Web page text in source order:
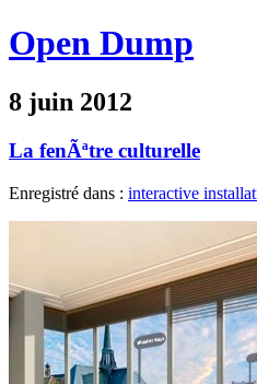
Open Dump
8 juin 2012
La fenÃªtre culturelle
Enregistré dans : interactive